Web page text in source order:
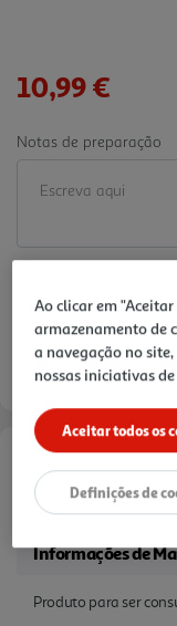
10,99 €
Notas de preparação
Documentação:
Informações de
Produto para ser
Ao clicar em
armazenamento de
a navegação no
nossas iniciativas
Aceitar todos os
Definições de